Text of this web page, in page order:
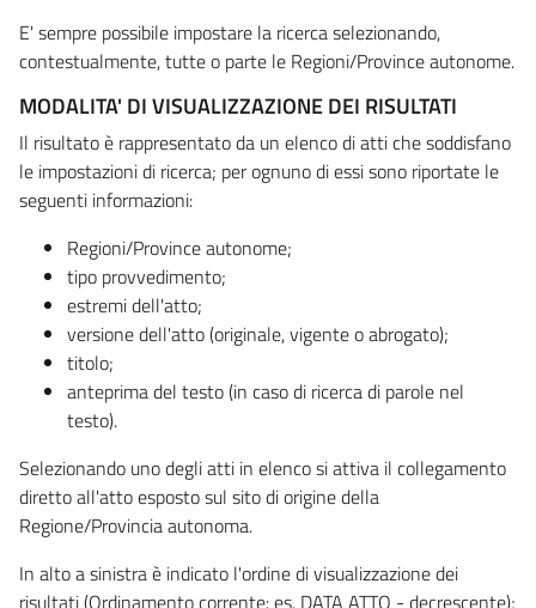
E' sempre possibile impostare la ricerca selezionando,
contestualmente, tutte o parte le Regioni/Province autonome.
MODALITA' DI VISUALIZZAZIONE DEI RISULTATI
Il risultato è rappresentato da un elenco di atti che soddisfano
le impostazioni di ricerca; per ognuno di essi sono riportate le
seguenti informazioni:
Regioni/Province autonome;
tipo provvedimento;
estremi dell'atto;
versione dell'atto (originale, vigente o abrogato);
titolo;
anteprima del testo (in caso di ricerca di parole nel
testo).
Selezionando uno degli atti in elenco si attiva il collegamento
diretto all'atto esposto sul sito di origine della
Regione/Provincia autonoma.
In alto a sinistra è indicato l'ordine di visualizzazione dei
risultati (Ordinamento corrente: es. DATA ATTO - decrescente);